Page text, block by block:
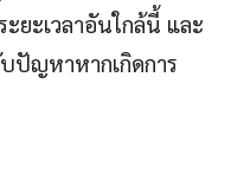
ยะเวลาอันใกล้นี้ และ
ปัญหาหากเกิดการ